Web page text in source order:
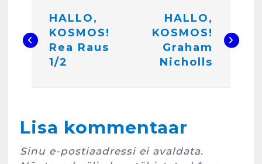
v
e
r
HALLO,
KOSMOS!
Rea Raus
1/2
HALLO,
KOSMOS!
Graham
Nicholls
Lisa kommentaar
Sinu e-postiaadressi ei avaldata.
Eestlaste toidu -ja
kokkusaamise koht Soomes,
Espoos